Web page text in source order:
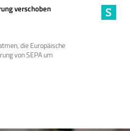
verschoben
die Europäische
von SEPA um